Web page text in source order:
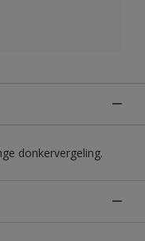
donkervergeling.